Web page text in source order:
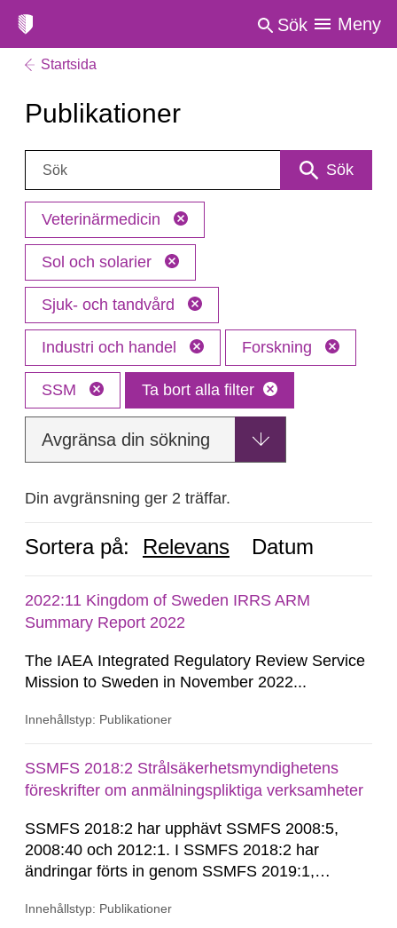
Sök Meny
Startsida
Publikationer
Sök: Sök
Veterinärmedicin
Sol och solarier
Sjuk- och tandvård
Industri och handel Forskning
SSM Ta bort alla filter
Avgränsa din sökning
Din avgränsning ger 2 träffar.
Sortera på: Relevans Datum
2022:11 Kingdom of Sweden IRRS ARM
Summary Report 2022
The IAEA Integrated Regulatory Review Service
Mission to Sweden in November 2022...
Innehållstyp: Publikationer
SSMFS 2018:2 Strålsäkerhetsmyndighetens
föreskrifter om anmälningspliktiga verksamheter
SSMFS 2018:2 har upphävt SSMFS 2008:5,
2008:40 och 2012:1. I SSMFS 2018:2 har
ändringar förts in genom SSMFS 2019:1,
Innehållstyp: Publikationer